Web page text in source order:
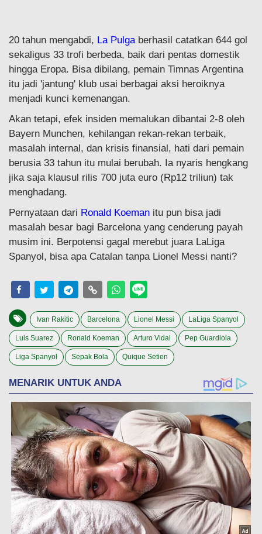
20 tahun mengabdi, La Pulga berhasil catatkan 644 gol
sekaligus 33 trofi berbeda, baik dari pentas domestik
hingga Eropa. Bisa dibilang, pemain Timnas Argentina
itu jadi 'jantung' klub usai berbagai aksi heroiknya
menjadi kunci kemenangan.
Akan tetapi, efek insiden memalukan dibantai 2-8 oleh
Bayern Munchen, kehilangan rekan-rekan terbaik,
masalah internal, dan krisis finansial, hati dari pemain
berusia 33 tahun itu mulai berubah. Ia nyaris hengkang
jika saja klausul rilis 700 juta euro (Rp12 triliun) tak
menghadang.
Pernyataan dari Ronald Koeman itu pun bisa jadi
masalah besar bagi Barcelona yang cenderung payah
musim ini. Berpotensi gagal merebut juara LaLiga
Spanyol, bisa apa Catalan tanpa Lionel Messi nanti?
Ivan Rakitic Barcelona Lionel Messi LaLiga Spanyol
Luis Suarez Ronald Koeman Arturo Vidal Pep Guardiola
Liga Spanyol Sepak Bola Quique Setien